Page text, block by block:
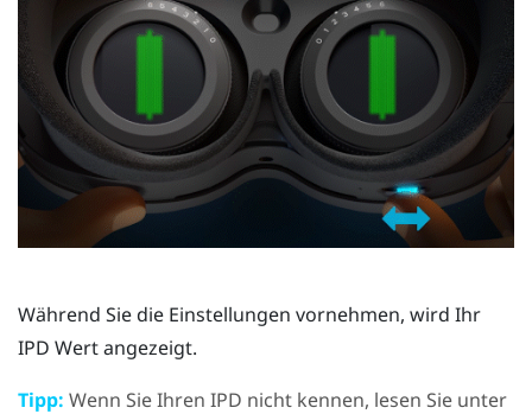
Während Sie die Einstellungen vornehmen, wird Ihr
IPD Wert angezeigt.
Tipp: Wenn Sie Ihren IPD nicht kennen, lesen Sie unter